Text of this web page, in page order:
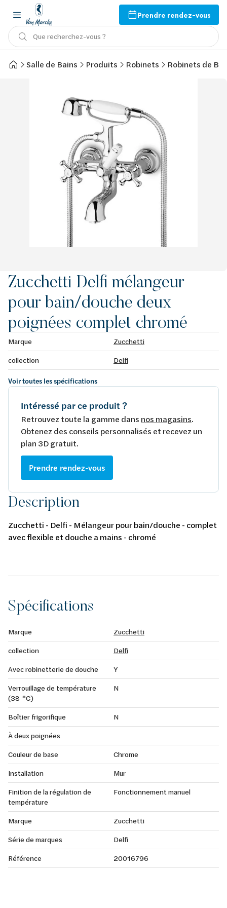
Prendre rendez-vous
Que recherchez-vous ?
Salle de Bains Produits Robinets Robinets de
Zucchetti Delfi mélangeur
pour bain/douche deux
poignées complet chromé
Marque
Zucchetti
collection
Delfi
Voir toutes les spécifications
Intéressé par ce produit ?
Retrouvez toute la gamme dans nos magasins.
Obtenez des conseils personnalisés et recevez un
plan 3D gratuit.
Prendre rendez-vous
Description
Zucchetti - Delfi - Mélangeur pour bain/douche - complet
avec flexible et douche a mains - chromé
Spécifications
Marque
Zucchetti
collection
Delfi
Avec robinetterie de douche
Y
Verrouillage de température
(38 °C)
N
Boîtier frigorifique
N
À deux poignées
Couleur de base
Chrome
Installation
Mur
Finition de la régulation de
température
Fonctionnement manuel
Marque
Zucchetti
Série de marques
Delfi
Référence
20016796